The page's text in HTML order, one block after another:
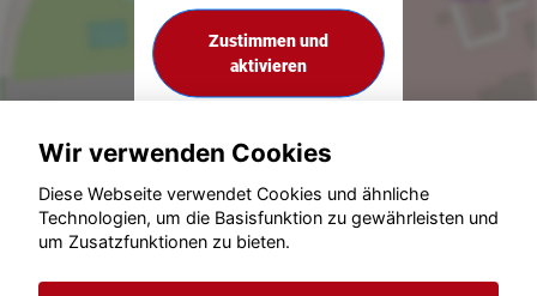
Zustimmen und
aktivieren
© konjunkturmotor.de GmbH 2020 - 2026
Wir verwenden Cookies
Diese Webseite verwendet Cookies und ähnliche
Technologien, um die Basisfunktion zu gewährleisten und
um Zusatzfunktionen zu bieten.